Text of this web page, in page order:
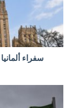
سفراء